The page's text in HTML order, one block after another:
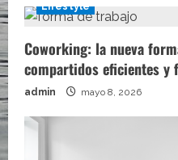
Lifestyle
Coworking: la nueva
compartidos eficientes y
admin mayo 8, 2026